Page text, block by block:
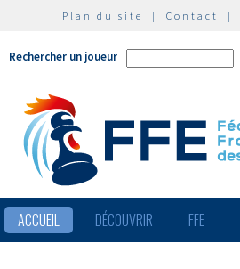
Plan du site | Contact |
Rechercher un joueur
ACCUEIL DÉCOUVRIR FFE